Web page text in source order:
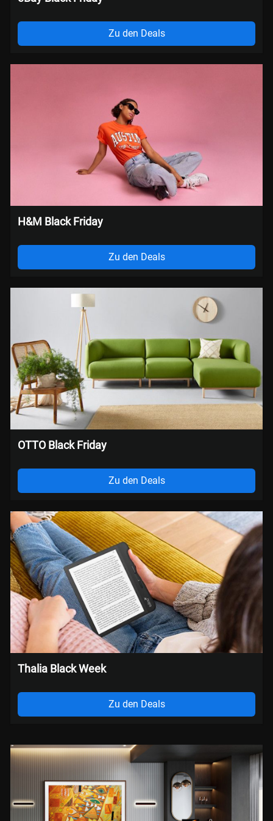
Zu den Deals
H&M Black Friday
Zu den Deals
OTTO Black Friday
Zu den Deals
Thalia Black Week
Zu den Deals